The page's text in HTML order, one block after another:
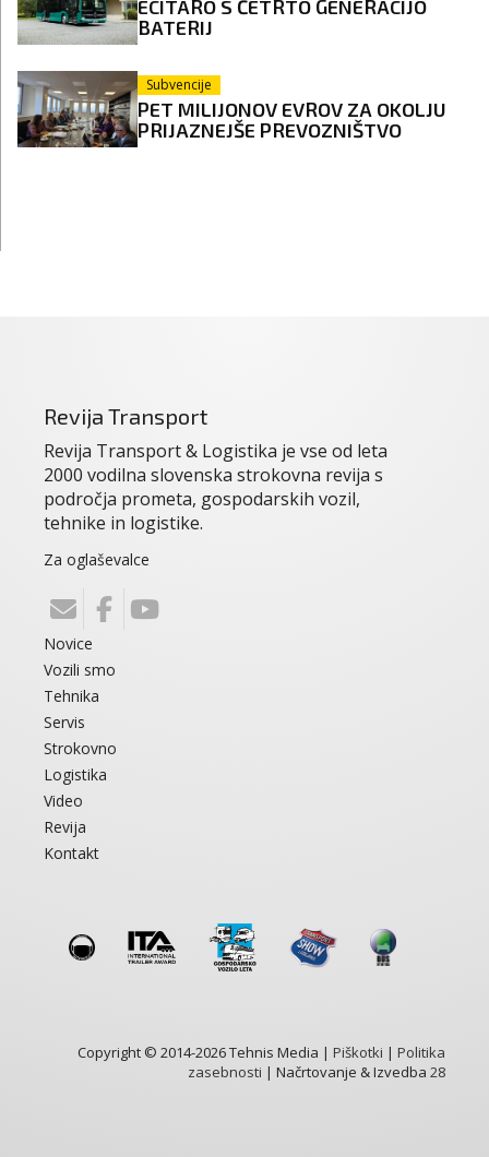
ECITARO S ČETRTO GENERACIJO
BATERIJ
Subvencije
PET MILIJONOV EVROV ZA OKOLJU
PRIJAZNEJŠE PREVOZNIŠTVO
Revija Transport
Revija Transport & Logistika je vse od leta
2000 vodilna slovenska strokovna revija s
področja prometa, gospodarskih vozil,
tehnike in logistike.
Za oglaševalce
Novice
Vozili smo
Tehnika
Servis
Strokovno
Logistika
Video
Revija
Kontakt
Copyright © 2014-2026 Tehnis Media | Piškotki | Politika
zasebnosti | Načrtovanje & Izvedba 28